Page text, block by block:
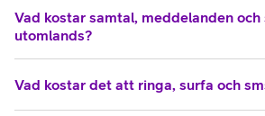
Vad kostar samtal, meddelanden och
utomlands?
Vad kostar det att ringa, surfa och